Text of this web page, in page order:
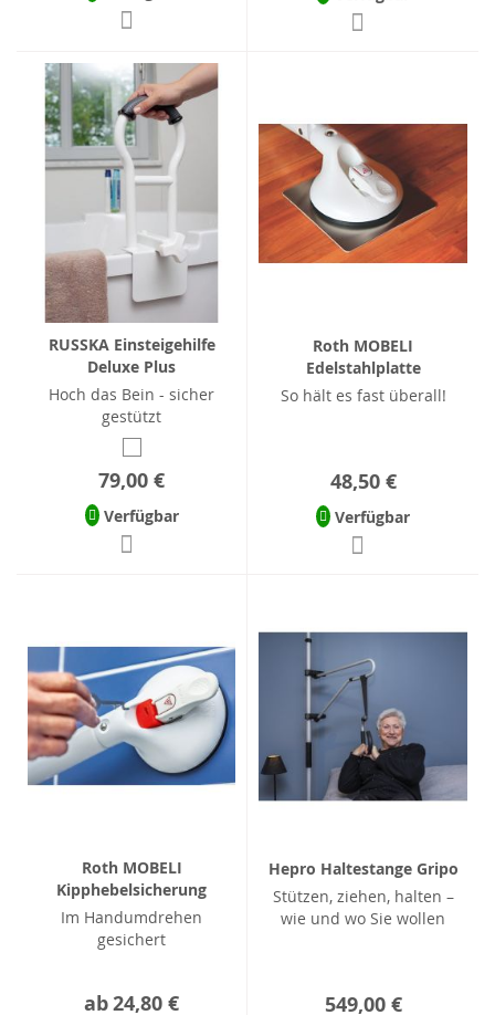
RUSSKA Einsteigehilfe
Deluxe Plus
Hoch das Bein - sicher
gestützt
79,00 €
Verfügbar
Roth MOBELI
Edelstahlplatte
So hält es fast überall!
48,50 €
Verfügbar
Roth MOBELI
Kipphebelsicherung
Im Handumdrehen
gesichert
ab24,80 €
Hepro Haltestange Gripo
Stützen, ziehen, halten –
wie und wo Sie wollen
549,00 €